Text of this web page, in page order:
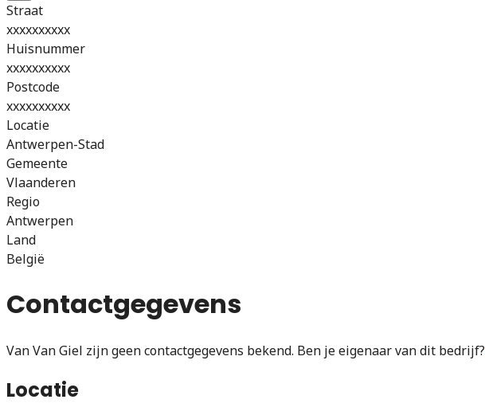
Straat
xxxxxxxxxx
Huisnummer
xxxxxxxxxx
Postcode
xxxxxxxxxx
Locatie
Antwerpen-Stad
Gemeente
Vlaanderen
Regio
Antwerpen
Land
België
Contactgegevens
Van Van Giel zijn geen contactgegevens bekend. Ben je eigenaar van dit bedrijf?
Locatie